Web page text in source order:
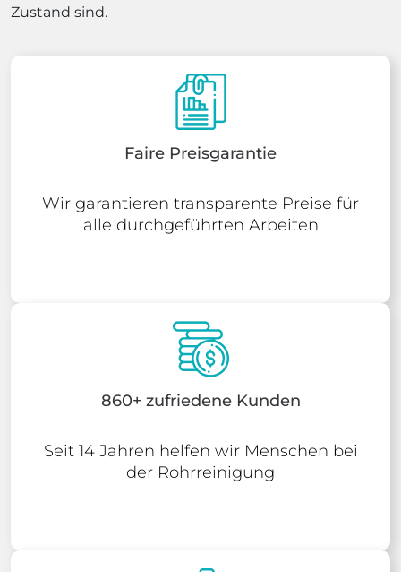
Zustand sind.
Faire Preisgarantie
Wir garantieren transparente Preise für
alle durchgeführten Arbeiten
860+ zufriedene Kunden
Seit 14 Jahren helfen wir Menschen bei
der Rohrreinigung